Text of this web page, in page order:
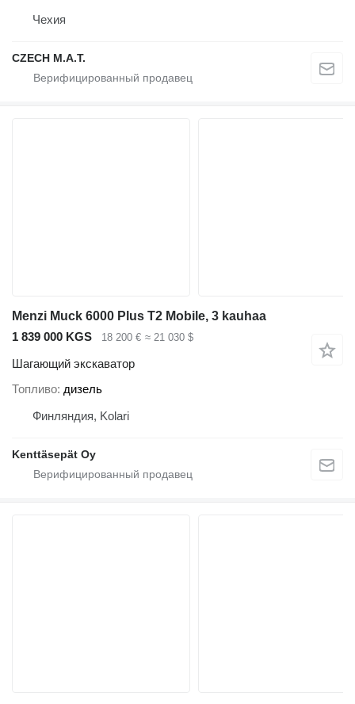
Чехия
CZECH M.A.T.
Menzi Muck 6000 Plus T2 Mobile, 3 kauhaa
1 839 000 KGS
18 200 € ≈ 21 030 $
Шагающий экскаватор
Топливо дизель
Финляндия, Kolari
Kenttäsepät Oy